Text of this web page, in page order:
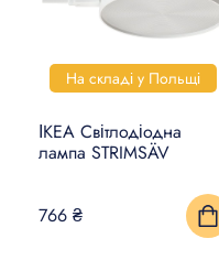
На складі у Польщі
ІКЕА Світлодіодна
лампа STRIMSÄV
766 ₴